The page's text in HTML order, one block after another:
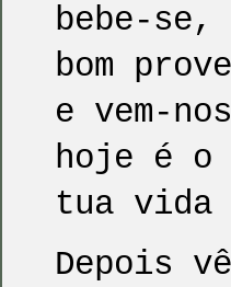
bebe-se,
bom
e vem-
hoje é o
tua vida
Depois